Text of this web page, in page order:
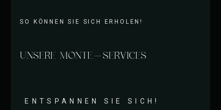
SO KÖNNEN SIE SICH ERHOLEN!
UNSERE MONTE-SERVICES
ENTSPANNEN SIE SICH!